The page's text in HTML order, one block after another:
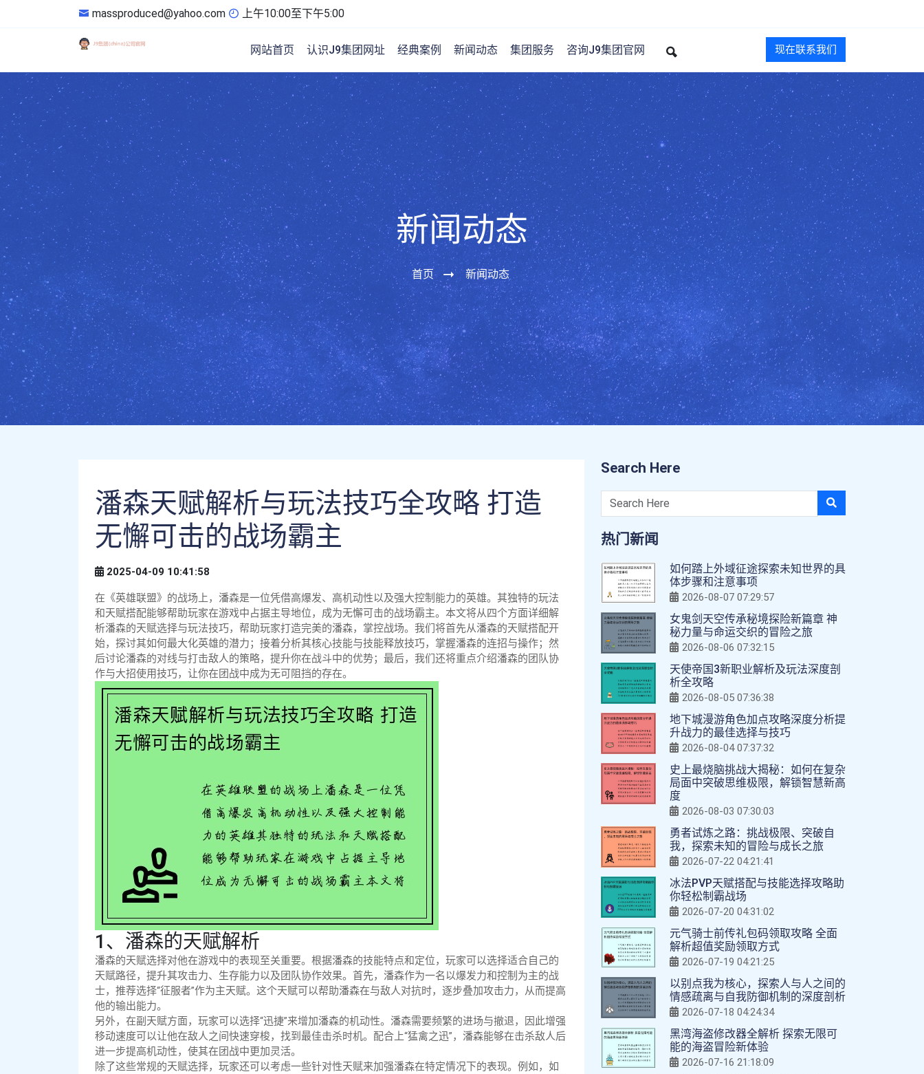
massproduced@yahoo.com 上午10:00至下午5:00
网站首页 认识J9集团网址 经典案例 新闻动态 集团服务 咨询J9集团官网 现在联系我们
新闻动态
首页 新闻动态
潘森天赋解析与玩法技巧全攻略 打造
无懈可击的战场霸主
2025-04-09 10:41:58
在《英雄联盟》的战场上，潘森是一位凭借高爆发、高机动性以及强大控制能力的英雄。其独特的玩法
和天赋搭配能够帮助玩家在游戏中占据主导地位，成为无懈可击的战场霸主。本文将从四个方面详细解
析潘森的天赋选择与玩法技巧，帮助玩家打造完美的潘森，掌控战场。我们将首先从潘森的天赋搭配开
始，探讨其如何最大化英雄的潜力；接着分析其核心技能与技能释放技巧，掌握潘森的连招与操作；然
后讨论潘森的对线与打击敌人的策略，提升你在战斗中的优势；最后，我们还将重点介绍潘森的团队协
作与大招使用技巧，让你在团战中成为无可阻挡的存在。
1、潘森的天赋解析
潘森的天赋选择对他在游戏中的表现至关重要。根据潘森的技能特点和定位，玩家可以选择适合自己的
天赋路径，提升其攻击力、生存能力以及团队协作效果。首先，潘森作为一名以爆发力和控制为主的战
士，推荐选择“征服者”作为主天赋。这个天赋可以帮助潘森在与敌人对抗时，逐步叠加攻击力，从而提高
他的输出能力。
另外，在副天赋方面，玩家可以选择“迅捷”来增加潘森的机动性。潘森需要频繁的进场与撤退，因此增强
移动速度可以让他在敌人之间快速穿梭，找到最佳击杀时机。配合上“猛禽之迅”，潘森能够在击杀敌人后
进一步提高机动性，使其在团战中更加灵活。
除了这些常规的天赋选择，玩家还可以考虑一些针对性天赋来加强潘森在特定情况下的表现。例如，如
Search Here
热门新闻
如何踏上外域征途探索未知世界的具
体步骤和注意事项
2026-08-07 07:29:57
女鬼剑天空传承秘境探险新篇章 神
秘力量与命运交织的冒险之旅
2026-08-06 07:32:15
天使帝国3新职业解析及玩法深度剖
析全攻略
2026-08-05 07:36:38
地下城漫游角色加点攻略深度分析提
升战力的最佳选择与技巧
2026-08-04 07:37:32
史上最烧脑挑战大揭秘：如何在复杂
局面中突破思维极限，解锁智慧新高
度
2026-08-03 07:30:03
勇者试炼之路：挑战极限、突破自
我，探索未知的冒险与成长之旅
2026-07-22 04:21:41
冰法PVP天赋搭配与技能选择攻略助
你轻松制霸战场
2026-07-20 04:31:02
元气骑士前传礼包码领取攻略 全面
解析超值奖励领取方式
2026-07-19 04:21:25
以别点我为核心，探索人与人之间的
情感疏离与自我防御机制的深度剖析
2026-07-18 04:24:34
黑湾海盗修改器全解析 探索无限可
能的海盗冒险新体验
2026-07-16 21:18:09